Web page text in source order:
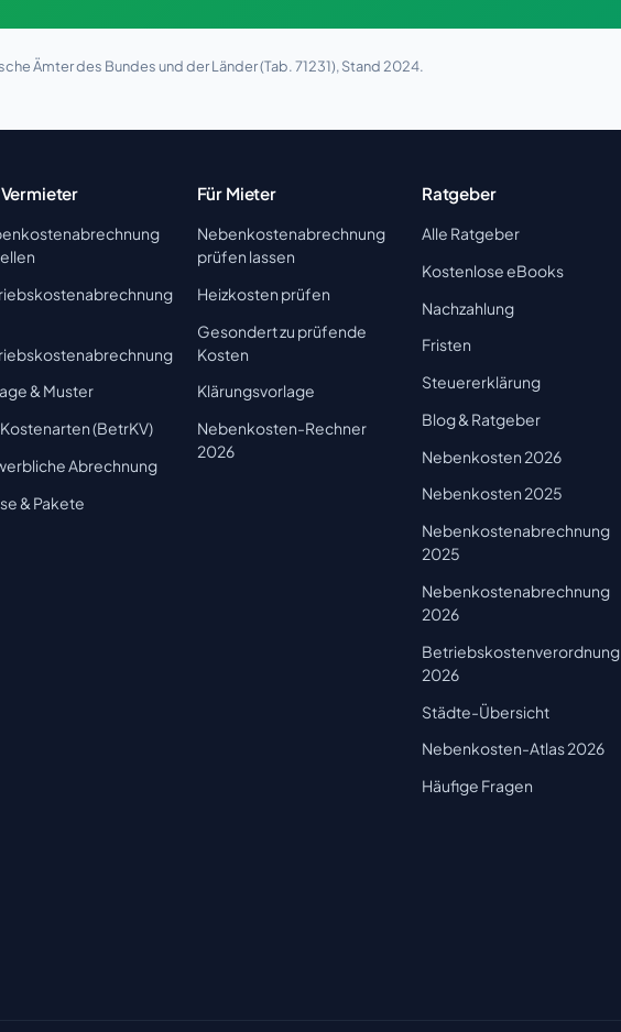
Ämter des Bundes und der Länder (Tab. 71231), Stand 2024.
& Muster
(BetrKV)
Abrechnung
& Pakete
Für Mieter
Nebenkostenabrechnung
prüfen lassen
Heizkosten prüfen
Gesondert zu prüfende
Kosten
Klärungsvorlage
Nebenkosten-Rechner
2026
Ratgeber
Alle Ratgeber
Kostenlose eBooks
Nachzahlung
Fristen
Steuererklärung
Blog & Ratgeber
Nebenkosten 2026
Nebenkosten 2025
Nebenkostenabrechnung
2025
Nebenkostenabrechnung
2026
Betriebskostenverordnung
2026
Städte-Übersicht
Nebenkosten-Atlas 2026
Häufige Fragen